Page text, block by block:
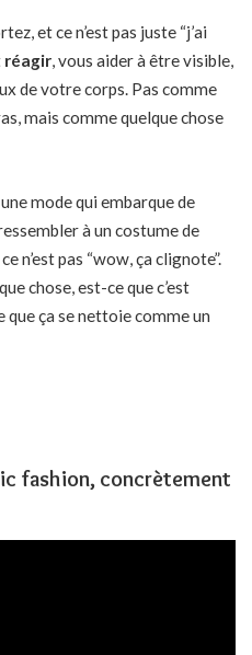
et ce n’est pas juste “j’ai
réagir, vous aider à être visible,
de votre corps. Pas comme
mais comme quelque chose
une mode qui embarque de
à un costume de
n’est pas “wow, ça clignote”.
chose, est-ce que c’est
ça se nettoie comme un
fashion, concrètement